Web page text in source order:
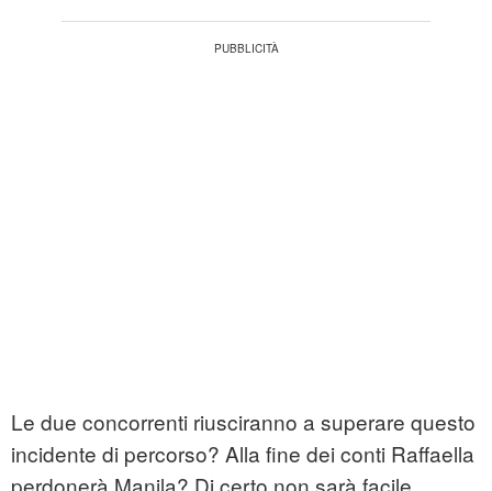
Le due concorrenti riusciranno a superare questo
incidente di percorso? Alla fine dei conti Raffaella